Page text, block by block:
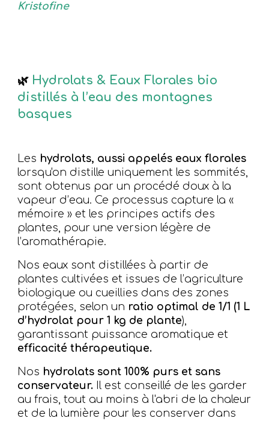
Kristofine
🌿 Hydrolats & Eaux Florales bio
distillés à l’eau des montagnes
basques
Les hydrolats, aussi appelés eaux florales
lorsqu'on distille uniquement les sommités,
sont obtenus par un procédé doux à la
vapeur d’eau. Ce processus capture la «
mémoire » et les principes actifs des
plantes, pour une version légère de
l’aromathérapie.
Nos eaux sont distillées à partir de
plantes cultivées et issues de l’agriculture
biologique ou cueillies dans des zones
protégées, selon un ratio optimal de 1/1 (1 L
d’hydrolat pour 1 kg de plante),
garantissant puissance aromatique et
efficacité thérapeutique.
Nos hydrolats sont 100% purs et sans
conservateur. Il est conseillé de les garder
au frais, tout au moins à l'abri de la chaleur
et de la lumière pour les conserver dans